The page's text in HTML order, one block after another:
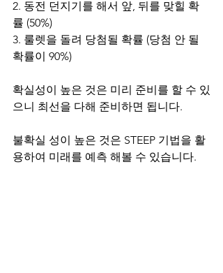
2. 동전 던지기를 해서 앞, 뒤를 맞힐 확
률 (50%)
3. 룰렛을 돌려 당첨될 확률 (당첨 안 될
확률이 90%)
확실성이 높은 것은 미리 준비를 할 수 있
으니 최선을 다해 준비하면 됩니다.
불확실 성이 높은 것은 STEEP 기법을 활
용하여 미래를 예측 해볼 수 있습니다.